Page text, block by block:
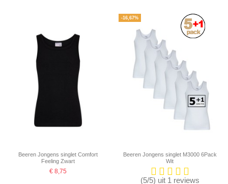
Beeren Jongens singlet Comfort
Feeling Zwart
€ 8,75
-16,67%
Beeren Jongens singlet M3000 6Pack
Wit
(5/5) uit 1 reviews